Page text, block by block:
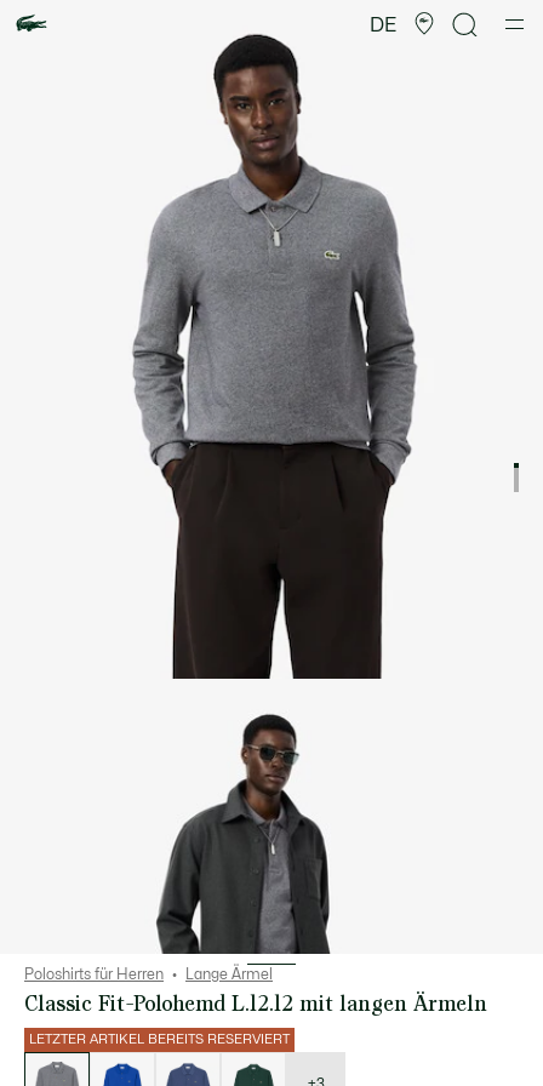
DE
Poloshirts für Herren Lange Ärmel
Classic Fit-Polohemd L.12.12 mit langen Ärmeln
LETZTER ARTIKEL BEREITS RESERVIERT
der
Varianten